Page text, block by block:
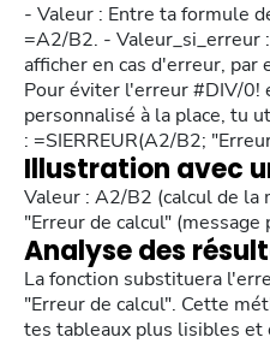
- Valeur : Entre ta formule
=A2/B2. - Valeur_si_erreur
afficher en cas d'erreur, par
Pour éviter l'erreur #DIV/0!
personnalisé à la place, tu
: =SIERREUR(A2/B2;
Illustration avec
Valeur : A2/B2 (calcul de la
"Erreur de calcul" (message
Analyse des
La fonction substituera
"Erreur de calcul". Cette
tes tableaux plus lisibles et